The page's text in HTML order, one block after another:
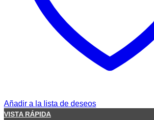
Añadir a la lista de deseos
VISTA RÁPIDA